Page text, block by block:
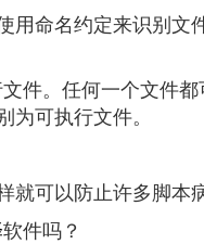
用命名约定来识别文
件。任何一个文件都
可执行文件。
可以防止许多脚本病
软件吗？